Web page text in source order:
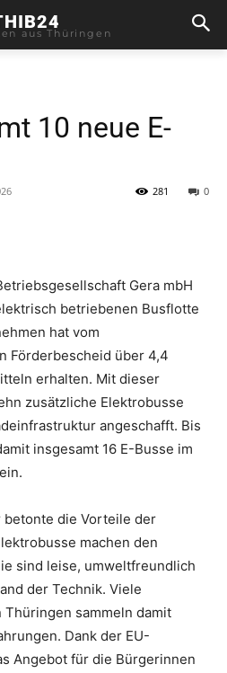
aus Thüringen
10 neue E-
0
281
Gera mbH
betriebenen Busflotte
hat vom
Förderbescheid über 4,4
erhalten. Mit dieser
zusätzliche Elektrobusse
angeschafft. Bis
insgesamt 16 E-Busse im
betonte die Vorteile der
machen den
sind leise, umweltfreundlich
der Technik. Viele
sammeln damit
Dank der EU-
Angebot für die Bürgerinnen